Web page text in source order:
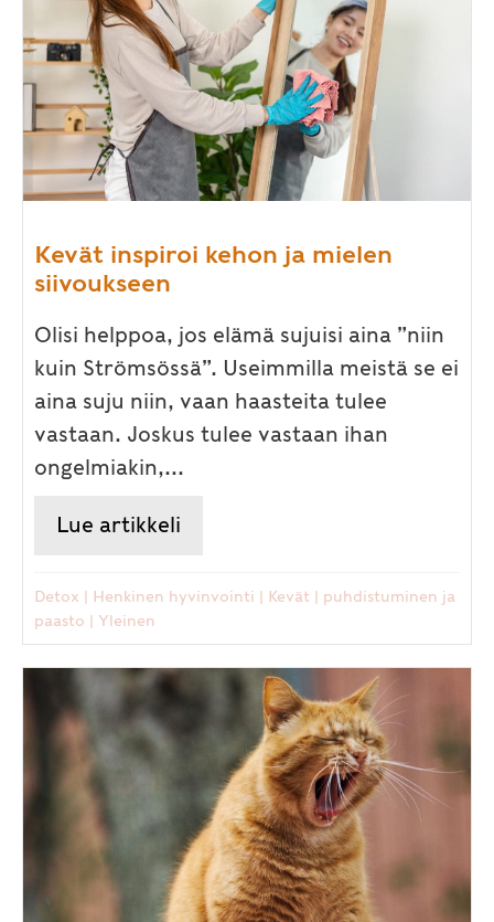
Kevät inspiroi kehon ja mielen
siivoukseen
Olisi helppoa, jos elämä sujuisi aina ”niin
kuin Strömsössä”. Useimmilla meistä se ei
aina suju niin, vaan haasteita tulee
vastaan. Joskus tulee vastaan ihan
ongelmiakin,...
Lue artikkeli
Detox | Henkinen hyvinvointi | Kevät | puhdistuminen ja
paasto | Yleinen